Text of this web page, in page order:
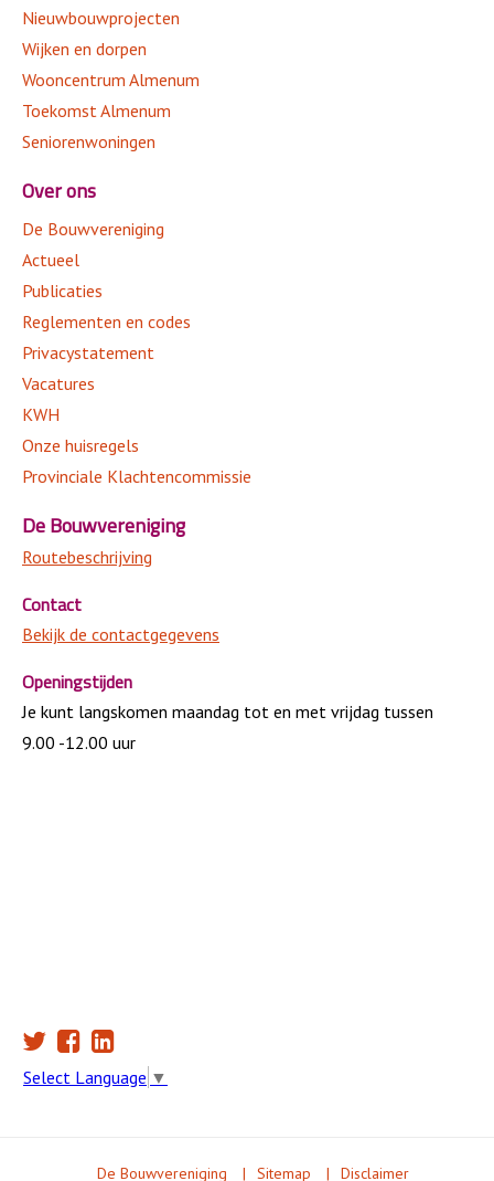
Nieuwbouwprojecten
Wijken en dorpen
Wooncentrum Almenum
Toekomst Almenum
Seniorenwoningen
Over ons
De Bouwvereniging
Actueel
Publicaties
Reglementen en codes
Privacystatement
Vacatures
KWH
Onze huisregels
Provinciale Klachtencommissie
De Bouwvereniging
Routebeschrijving
Contact
Bekijk de contactgegevens
Openingstijden
Je kunt langskomen maandag tot en met vrijdag tussen
9.00 -12.00 uur
Select Language ▼
De Bouwvereniging Sitemap Disclaimer